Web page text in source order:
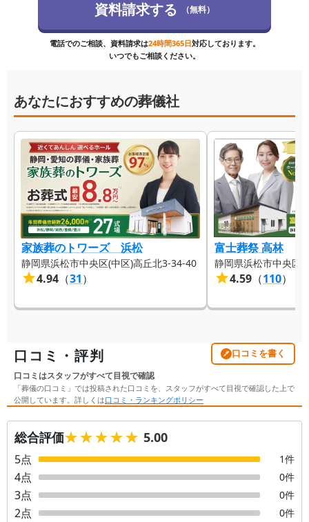
資料請求する （無料）
電話でのご相談、資料請求は24時間365日対応しております。
いつでもご相談ください。
あなたにおすすめの葬儀社
家族葬のトワーズ 浜松
静岡県浜松市中央区(中区)高丘北3-34-40
4.94 （31）
富士葬祭 高林
静岡県浜松市中央区(
4.59 （110）
口コミ・評判 口コミを書く
口コミはスタッフがすべて目視で確認
「葬儀の口コミ」では投稿された口コミを、スタッフがすべて目視で確認した上で
公開しています。詳しくは口コミ・ランキングポリシー
総合評価★★★★★
★★★★★ 5.00
5点 1件
4点 0件
3点 0件
2点 0件